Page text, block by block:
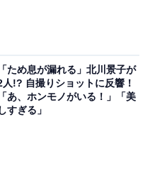
「ため息が漏れる」北川景子が
人!? 自撮りショットに反響！
「あ、ホンモノがいる！」「美
しすぎる」